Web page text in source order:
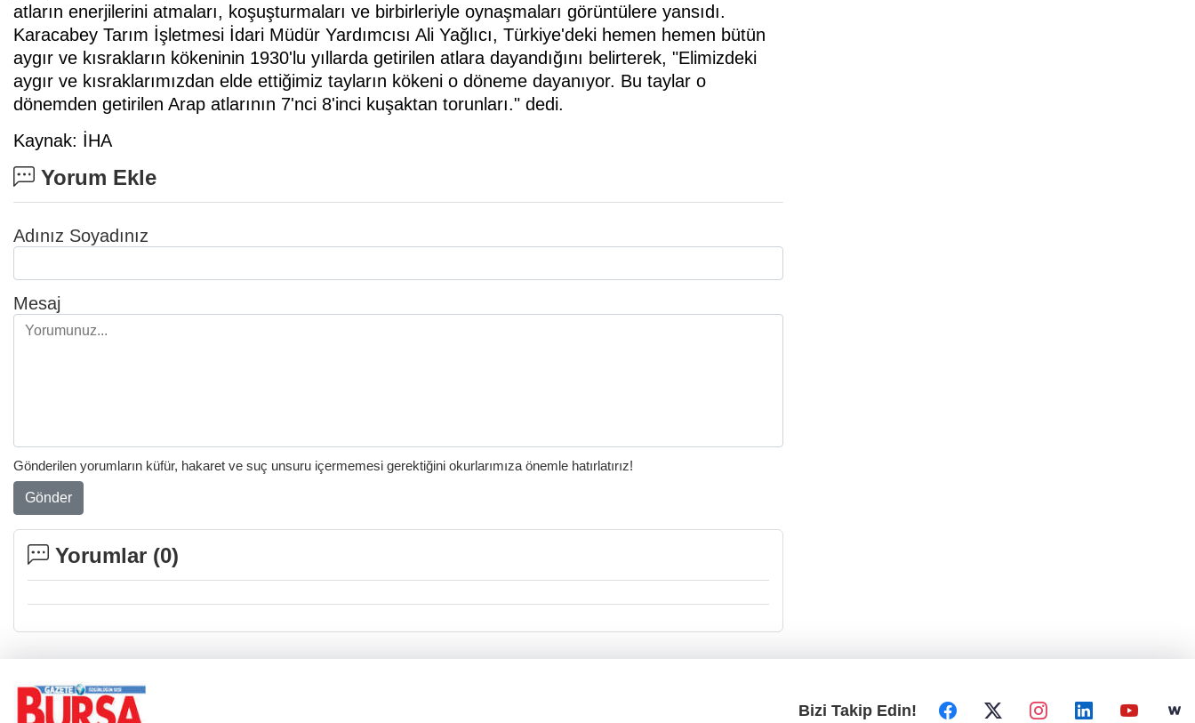
atların enerjilerini atmaları, koşuşturmaları ve birbirleriyle oynaşmaları görüntülere yansıdı.
Karacabey Tarım İşletmesi İdari Müdür Yardımcısı Ali Yağlıcı, Türkiye'deki hemen hemen bütün
aygır ve kısrakların kökeninin 1930'lu yıllarda getirilen atlara dayandığını belirterek, "Elimizdeki
aygır ve kısraklarımızdan elde ettiğimiz tayların kökeni o döneme dayanıyor. Bu taylar o
dönemden getirilen Arap atlarının 7'nci 8'inci kuşaktan torunları." dedi.
Kaynak: İHA
Yorum Ekle
Adınız Soyadınız
Mesaj
Gönderilen yorumların küfür, hakaret ve suç unsuru içermemesi gerektiğini okurlarımıza önemle hatırlatırız!
Gönder
Yorumlar (0)
Bizi Takip Edin!